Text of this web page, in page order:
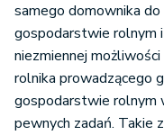
samego domownika
gospodarstwie rolnym
niezmiennej
rolnika prowadzącego
gospodarstwie rolnym
pewnych zadań. Takie